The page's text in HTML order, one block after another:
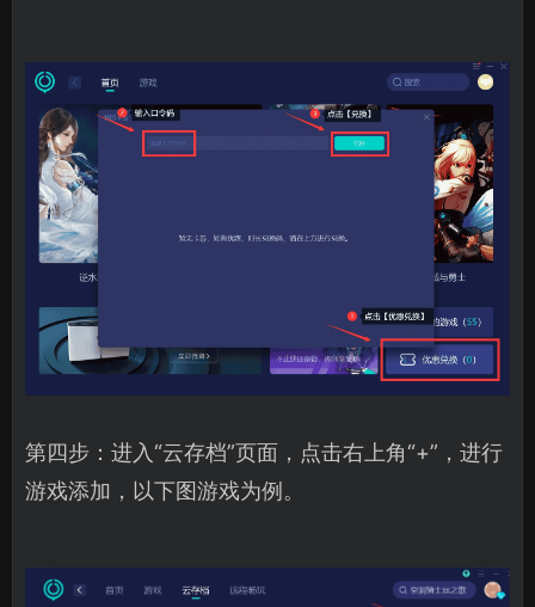
第四步：进入“云存档”页面，点击右上角“+”，进行
游戏添加，以下图游戏为例。